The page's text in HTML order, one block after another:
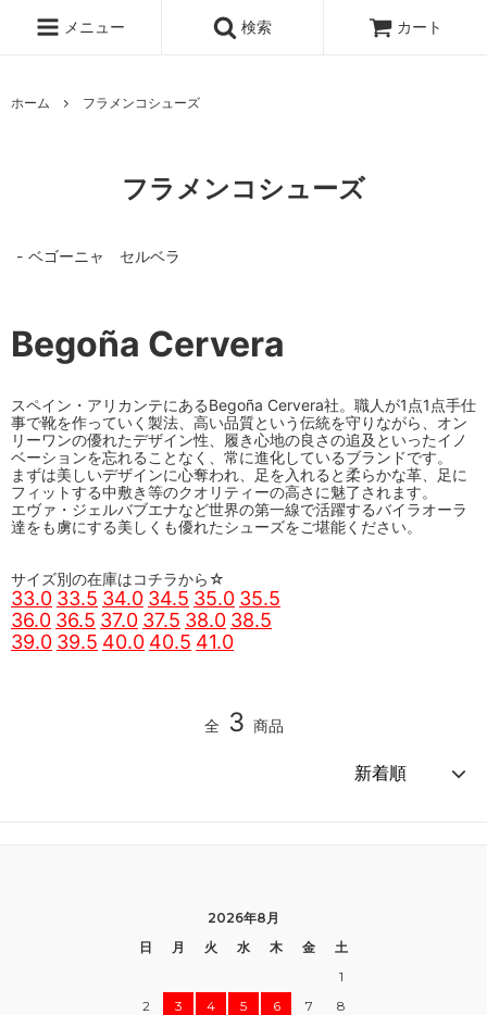
メニュー 検索 カート
ホーム フラメンコシューズ
フラメンコシューズ
ベゴーニャ セルベラ
Begoña Cervera
スペイン・アリカンテにあるBegoña Cervera社。職人が1点1点手仕
事で靴を作っていく製法、高い品質という伝統を守りながら、オン
リーワンの優れたデザイン性、履き心地の良さの追及といったイノ
ベーションを忘れることなく、常に進化しているブランドです。
まずは美しいデザインに心奪われ、足を入れると柔らかな革、足に
フィットする中敷き等のクオリティーの高さに魅了されます。
エヴァ・ジェルバブエナなど世界の第一線で活躍するバイラオーラ
達をも虜にする美しくも優れたシューズをご堪能ください。
サイズ別の在庫はコチラから☆
33.0 33.5 34.0 34.5 35.0 35.5
36.0 36.5 37.0 37.5 38.0 38.5
39.0 39.5 40.0 40.5 41.0
全 3 商品
2026年8月
日
月 火 水 木 金
土
1
2
3 4 5 6 7
8